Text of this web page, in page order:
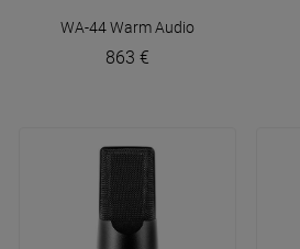
WA-44Warm Audio
863 €